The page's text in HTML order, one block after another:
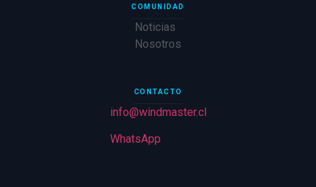
COMUNIDAD
Noticias
Nosotros
CONTACTO
info@windmaster.cl
WhatsApp